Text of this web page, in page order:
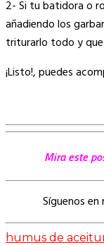
2- Si tu batidora o
añadiendo los
triturarlo todo y
¡Listo!, puedes
Mira este
Síguenos
humus de